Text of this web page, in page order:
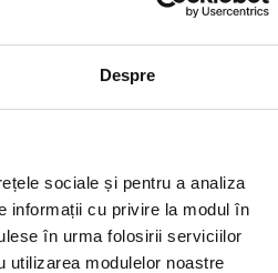
Despre
sociale și pentru a analiza
informații cu privire la modul în
în urma folosirii serviciilor
utilizarea modulelor noastre